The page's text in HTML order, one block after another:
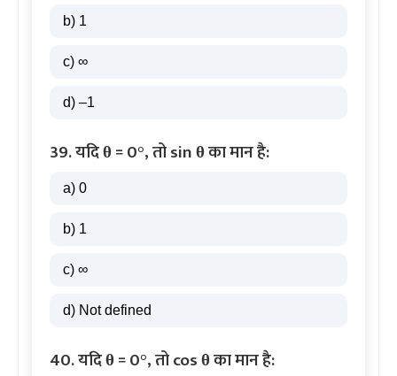
b) 1
c) ∞
d) –1
39. यदि θ = 0°, तो sin θ का मान है:
a) 0
b) 1
c) ∞
d) Not defined
40. यदि θ = 0°, तो cos θ का मान है: